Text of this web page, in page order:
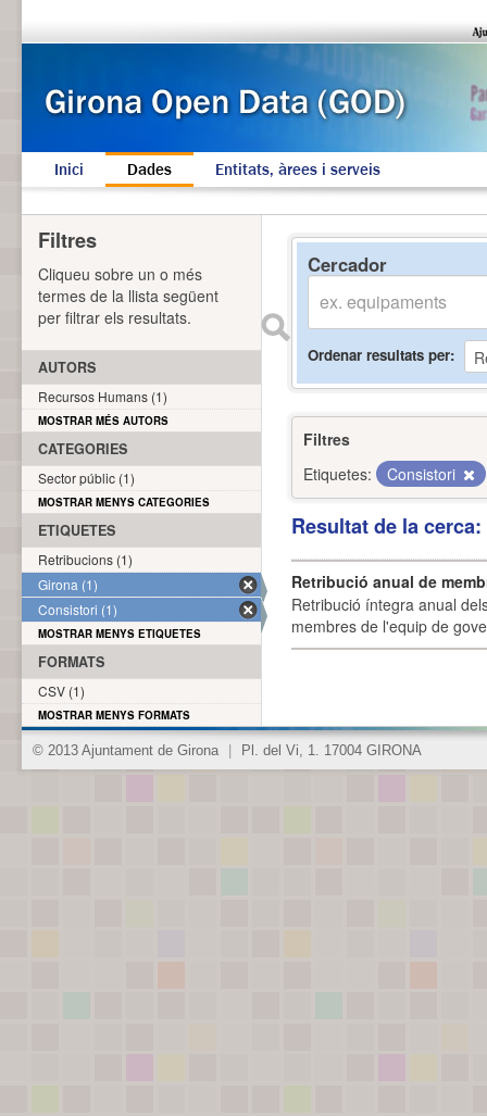
Inici Dades Entitats, àrees i serveis
Cercador
Ordenar resultats per
Filtres
Etiquetes:
Consistori
Resultat de la
Retribució anual de
Retribució íntegra anual
membres de l'equip de
Filtres
Cliqueu sobre un o més
termes de la llista següent
per filtrar els resultats.
AUTORS
Recursos Humans (1)
MOSTRAR MÉS AUTORS
CATEGORIES
Sector públic (1)
MOSTRAR MENYS CATEGORIES
ETIQUETES
Retribucions (1)
Girona (1)
Consistori (1)
MOSTRAR MENYS ETIQUETES
FORMATS
CSV (1)
MOSTRAR MENYS FORMATS
© 2013 Ajuntament de Girona Pl. del Vi, 1. 17004 GIRONA